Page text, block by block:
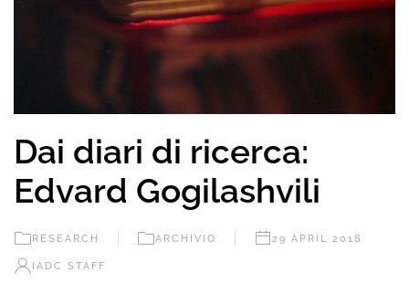
Dai diari di ricerca:
Edvard Gogilashvili
RESEARCH ARCHIVIO 29 APRIL 2018
IADC STAFF